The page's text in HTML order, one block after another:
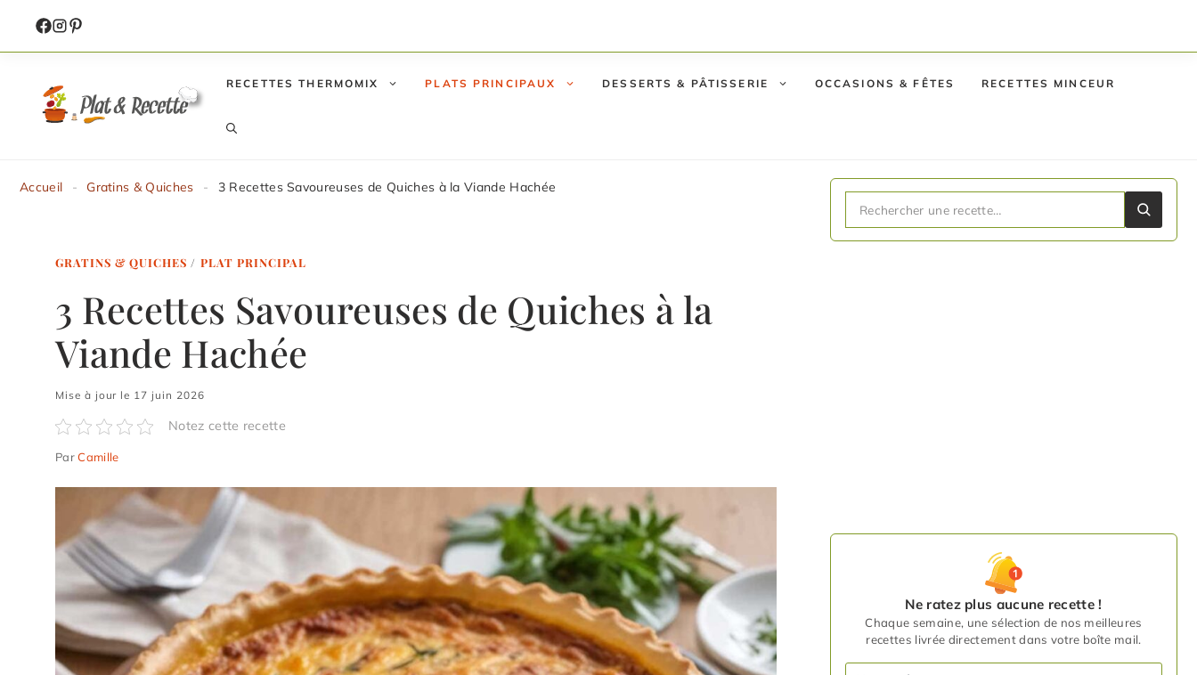
contenu
RECETTES THERMOMIX PLATS PRINCIPAUX DESSERTS & PÂTISSERIE OCCASIONS & FÊTES RECETTES MINCEUR
Accueil - Gratins & Quiches - 3 Recettes Savoureuses de Quiches à la Viande Hachée
GRATINS & QUICHES / PLAT PRINCIPAL
3 Recettes Savoureuses de Quiches à la
Viande Hachée
Mise à jour le 17 juin 2026
Notez cette recette
ParCamille
Ne ratez plus aucune recette !
Chaque semaine, une sélection de nos meilleures
recettes livrée directement dans votre boîte mail.